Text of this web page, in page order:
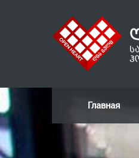
Главная